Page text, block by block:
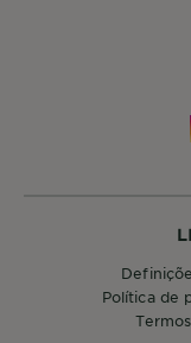
política de